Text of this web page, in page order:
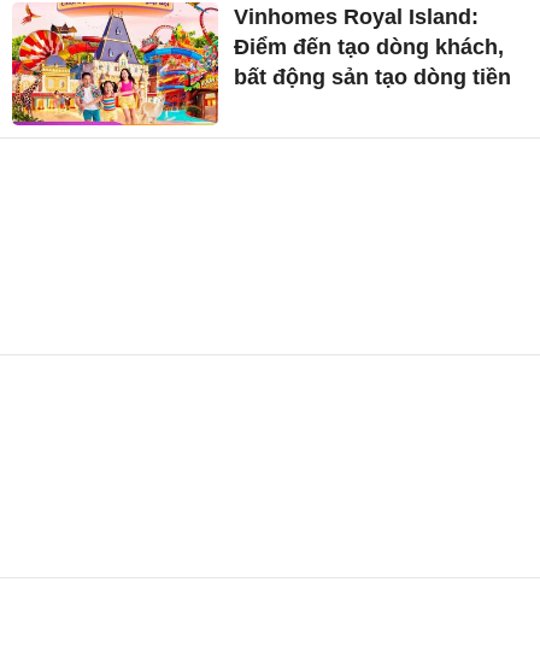
Vinhomes Royal Island:
Điểm đến tạo dòng khách,
bất động sản tạo dòng tiền